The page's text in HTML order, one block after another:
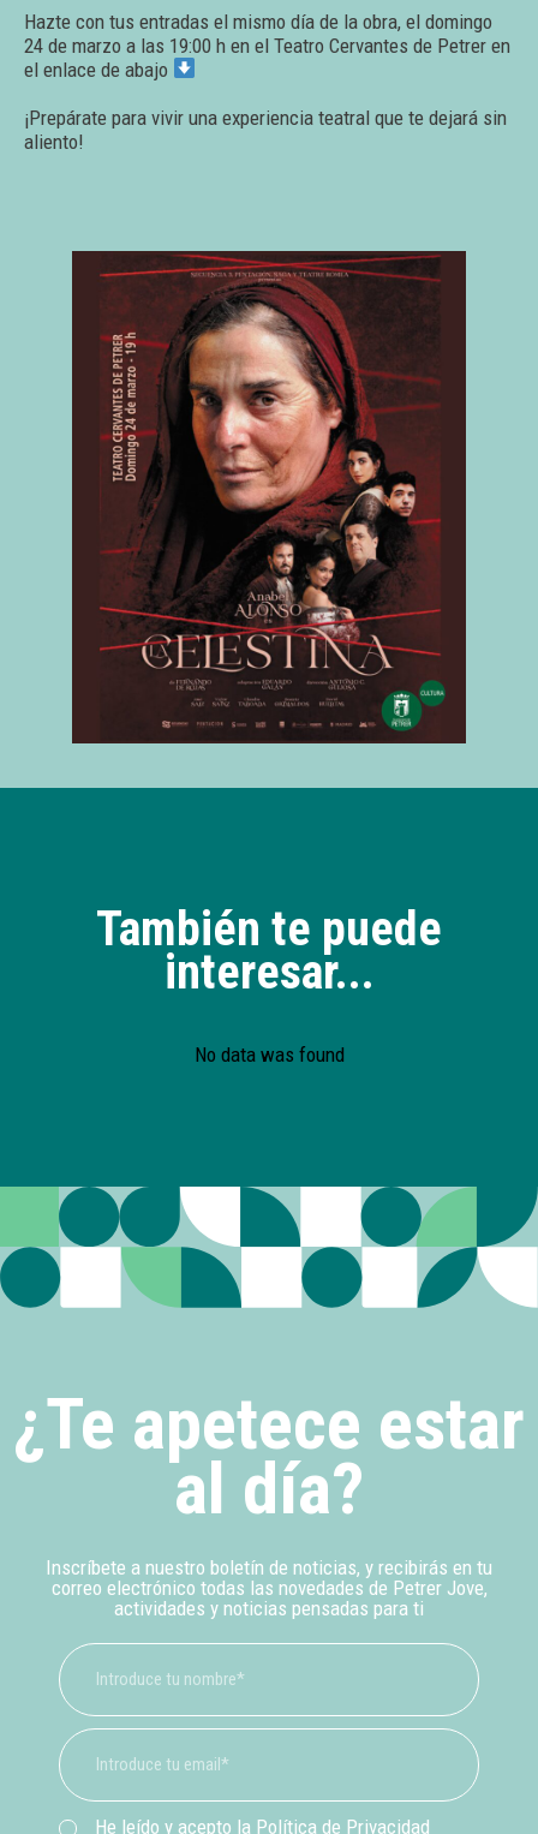
Hazte con tus entradas el mismo día de la obra, el domingo
24 de marzo a las 19:00 h en el Teatro Cervantes de Petrer en
el enlace de abajo
¡Prepárate para vivir una experiencia teatral que te dejará sin
aliento!
También te puede
interesar...
No data was found
¿Te apetece estar
al día?
Inscríbete a nuestro boletín de noticias, y recibirás en tu
correo electrónico todas las novedades de Petrer Jove,
actividades y noticias pensadas para ti
He leído y acepto la Política de Privacidad